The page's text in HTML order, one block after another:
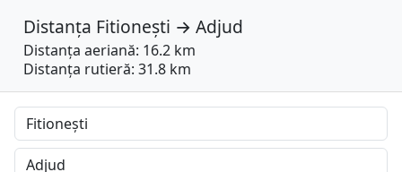
Distanța Fitionești → Adjud
Distanța aeriană: 16.2 km
Distanța rutieră: 31.8 km